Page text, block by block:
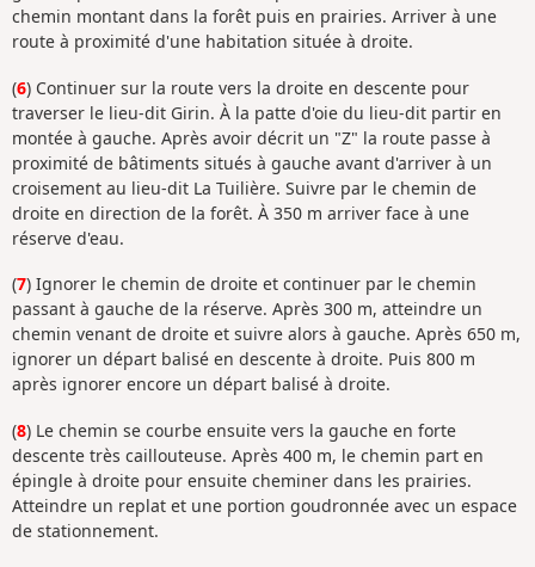
chemin montant dans la forêt puis en prairies. Arriver à une
route à proximité d'une habitation située à droite.
(6) Continuer sur la route vers la droite en descente pour
traverser le lieu-dit Girin. À la patte d'oie du lieu-dit partir en
montée à gauche. Après avoir décrit un "Z" la route passe à
proximité de bâtiments situés à gauche avant d'arriver à un
croisement au lieu-dit La Tuilière. Suivre par le chemin de
droite en direction de la forêt. À 350 m arriver face à une
réserve d'eau.
(7) Ignorer le chemin de droite et continuer par le chemin
passant à gauche de la réserve. Après 300 m, atteindre un
chemin venant de droite et suivre alors à gauche. Après 650 m,
ignorer un départ balisé en descente à droite. Puis 800 m
après ignorer encore un départ balisé à droite.
(8) Le chemin se courbe ensuite vers la gauche en forte
descente très caillouteuse. Après 400 m, le chemin part en
épingle à droite pour ensuite cheminer dans les prairies.
Atteindre un replat et une portion goudronnée avec un espace
de stationnement.